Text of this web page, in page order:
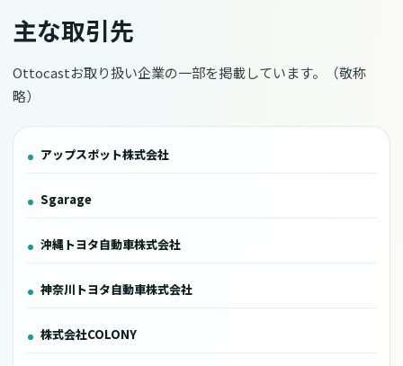
主な取引先
Ottocastお取り扱い企業の一部を掲載しています。（敬称
略）
アップスポット株式会社
Sgarage
沖縄トヨタ自動車株式会社
神奈川トヨタ自動車株式会社
株式会社COLONY